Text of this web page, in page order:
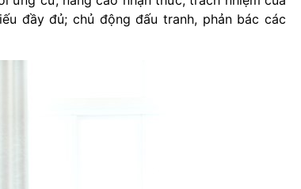
đầy đủ; chủ động đấu tranh, phản bác các